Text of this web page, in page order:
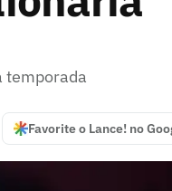
temporada
Favorite o Lance! no